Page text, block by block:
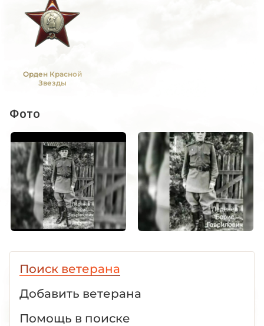
Орден Красной
Звезды
Фото
Поиск ветерана
Добавить ветерана
Помощь в поиске